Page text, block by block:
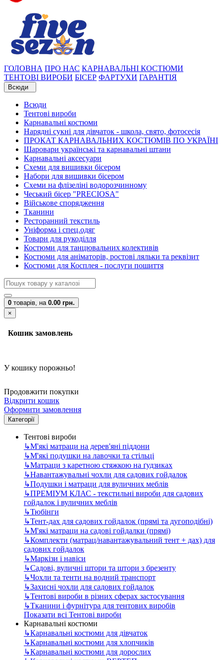
ГОЛОВНА ПРО НАС КАРНАВАЛЬНІ КОСТЮМИ
ТЕНТОВІ ВИРОБИ БІСЕР ФАРТУХИ ГАРАНТІЯ
Всюди
Всюди
Тентові вироби
Карнавальні костюми
Нарядні сукні для дівчаток - школа, свято, фотосесія
ПРОКАТ КАРНАВАЛЬНИХ КОСТЮМІВ ПО УКРАЇНІ
Шаровари українські та карнавальні штани
Карнавальні аксесуари
Схеми для вишивки бісером
Набори для вишивки бісером
Схеми на флізеліні водорозчинному
Чеський бісер "PRECIOSA"
Військове спорядження
Тканини
Ресторанний текстиль
Уніформа і спец.одяг
Товари для рукоділля
Костюми для танцювальних колективів
Костюми для аніматорів, ростові ляльки та реквізит
Костюми для Косплея - послуги пошиття
0 товарів, на 0.00 грн.
×
Кошик замовлень
У кошику порожньо!
Продовжити покупки
Відкрити кошик
Оформити замовлення
Категорії
Тентові вироби
↳М'які матраци на дерев'яні піддони
↳М'які подушки на лавочки та стільці
↳Матраци з каретною стяжкою на ґудзиках
↳Навантажувальні чохли для садових гойдалок
↳Подушки і матраци для вуличних меблів
↳ПРЕМІУМ КЛАС - текстильні вироби для садових
гойдалок і вуличних меблів
↳Тюбінги
↳Тент-дах для садових гойдалок (прямі та дугоподібні)
↳М'які матраци на садові гойдалки (прямі)
↳Комплекти (матрац/навантажувальний тент + дах) для
садових гойдалок
↳Маркізи і навіси
↳Садові, вуличні штори та штори з брезенту
↳Чохли та тенти на водний транспорт
↳Захисні чохли для садових гойдалок
↳Тентові вироби в різних сферах застосування
↳Тканини і фурнітура для тентових виробів
Показати всі Тентові вироби
Карнавальні костюми
↳Карнавальні костюми для дівчаток
↳Карнавальні костюми для хлопчиків
↳Карнавальні костюми для дорослих